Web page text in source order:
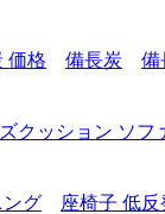
価格 備長炭 備
クッション ソフ
ング
座椅子 低反